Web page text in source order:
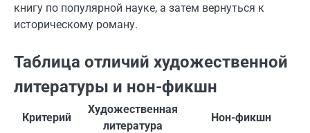
книгу по популярной науке, а затем вернуться к
историческому роману.
Таблица отличий художественной
литературы и нон-фикшн
Критерий
Художественная
литература
Нон-фикшн